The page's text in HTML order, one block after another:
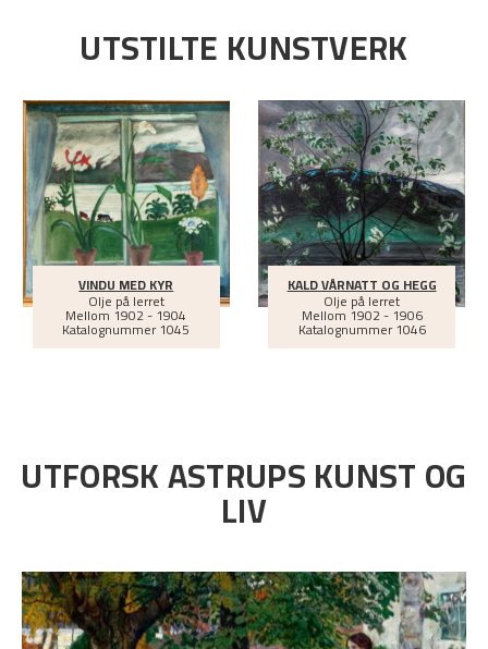
UTSTILTE KUNSTVERK
VINDU MED KYR
Olje på lerret
Mellom 1902 - 1904
Katalognummer 1045
KALD VÅRNATT OG HEGG
Olje på lerret
Mellom 1902 - 1906
Katalognummer 1046
UTFORSK ASTRUPS KUNST OG
LIV